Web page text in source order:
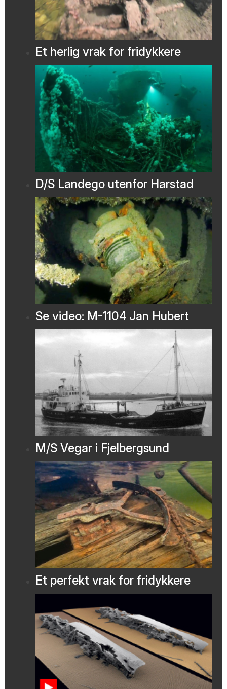
Et herlig vrak for fridykkere
D/S Landego utenfor Harstad
Se video: M-1104 Jan Hubert
M/S Vegar i Fjelbergsund
Et perfekt vrak for fridykkere